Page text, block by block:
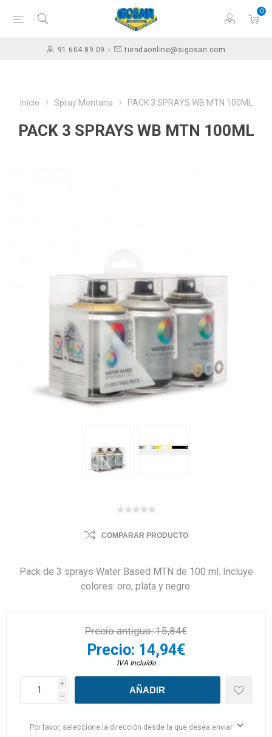
0
91 604 89 09 tiendaonline@sigosan.com
Inicio Spray Montana PACK 3 SPRAYS WB MTN 100ML
PACK 3 SPRAYS WB MTN 100ML
COMPARAR PRODUCTO
Pack de 3 sprays Water Based MTN de 100 ml. Incluye
colores: oro, plata y negro.
Precio antiguo:15,84€
Precio: 14,94€
IVA Incluído
i
h
Por favor, seleccione la dirección desde la que desea enviar